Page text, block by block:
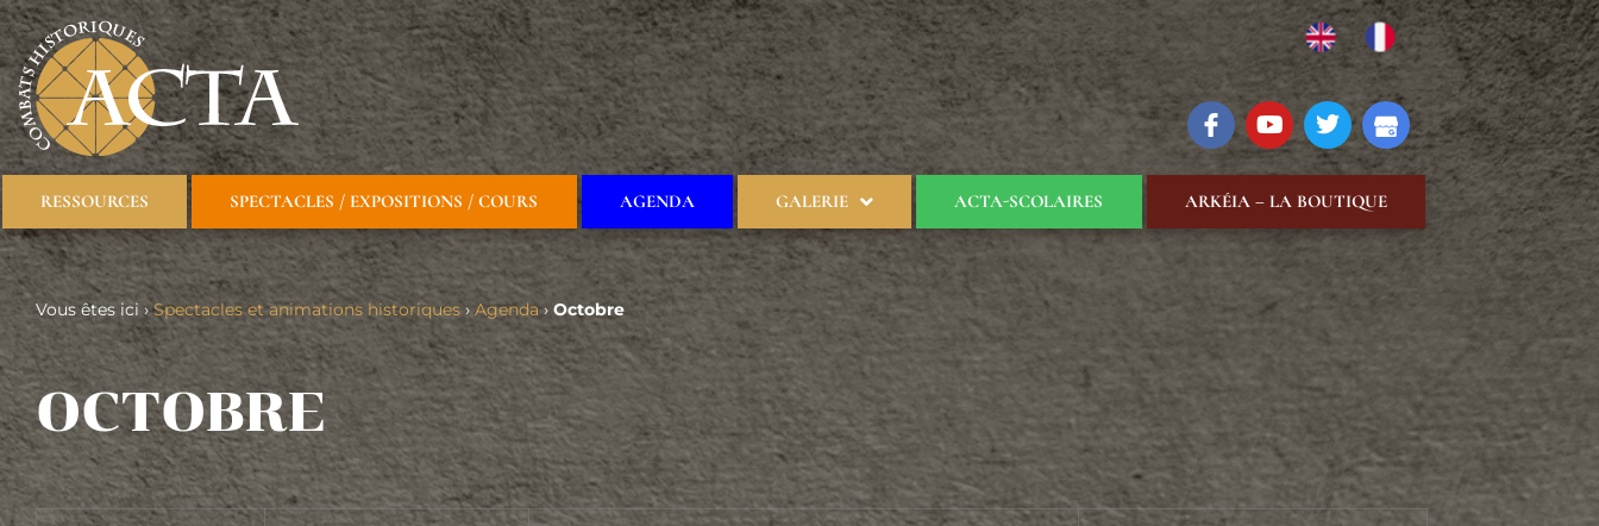
RESSOURCES SPECTACLES / EXPOSITIONS / COURS AGENDA GALERIE ACTA-SCOLAIRES ARKÉIA – LA BOUTIQUE
Vous êtes ici ›Spectacles et animations historiques› Agenda› Octobre
OCTOBRE